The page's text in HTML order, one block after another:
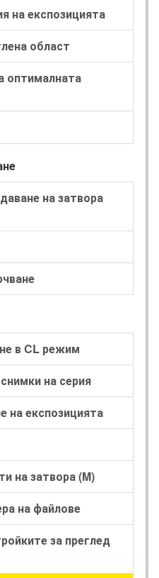
на експозицията
област
оптималната
на затвора
в CL режим
на серия
на експозицията
на затвора (M)
на файлове
за преглед